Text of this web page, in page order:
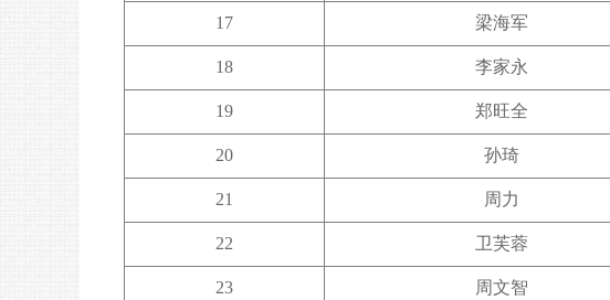
17 梁海军
18 李家永
19 郑旺全
20 孙琦
21 周力
22 卫芙蓉
23 周文智